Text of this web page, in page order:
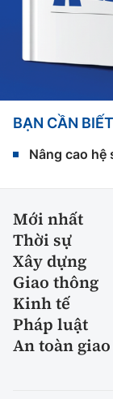
BẠN CẦN BIẾT
Nâng cao hệ
Mới nhất
Thời sự
Xây dựng
Giao thông
Kinh tế
Pháp luật
An toàn